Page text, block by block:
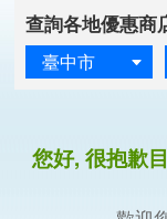
查詢各地優惠商
臺中市
您好, 很抱歉